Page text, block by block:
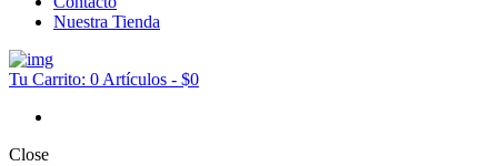
Nuestra Tienda
Tu Carrito: 0 Artículos - $0
Close